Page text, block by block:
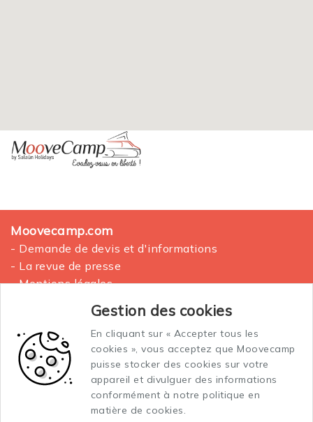
Gestion des cookies
En cliquant sur « Accepter tous les
cookies », vous acceptez que Moovecamp
puisse stocker des cookies sur votre
appareil et divulguer des informations
conformément à notre politique en
matière de cookies.
Moovecamp.com
- Demande de devis et d'informations
- La revue de presse
- Mentions légales
La location des vans aménagés
Conditions générales de vente et location
Conditions générales d'assurance
Vos données personnelles